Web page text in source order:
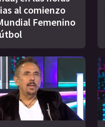
al comienzo
Femenino